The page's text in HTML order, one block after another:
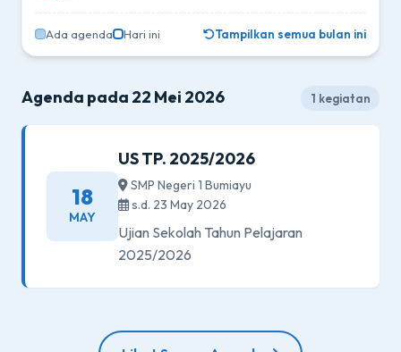
Ada agenda Hari ini Tampilkan semua bulan ini
Agenda pada 22 Mei 2026 1 kegiatan
18
MAY
US TP. 2025/2026
SMP Negeri 1 Bumiayu
s.d. 23 May 2026
Ujian Sekolah Tahun Pelajaran
2025/2026